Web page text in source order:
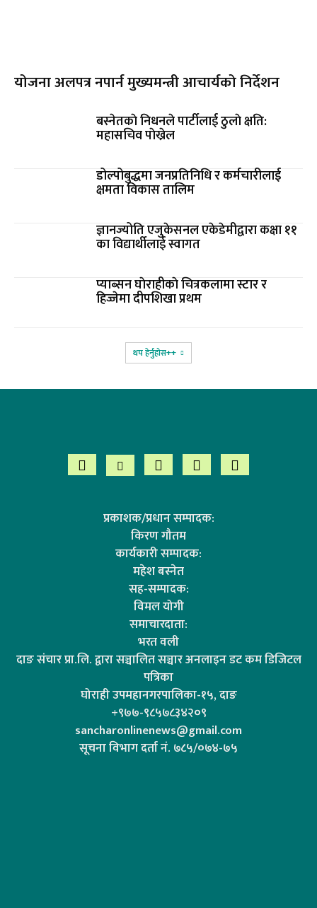
योजना अलपत्र नपार्न मुख्यमन्त्री आचार्यको निर्देशन
बस्नेतकाे निधनले पार्टीलाई ठुलाे क्षति:
महासचिव पाेख्रेल
डोल्पोबुद्धमा जनप्रतिनिधि र कर्मचारीलाई
क्षमता विकास तालिम
ज्ञानज्योति एजुकेसनल एकेडेमीद्वारा कक्षा ११
का विद्यार्थीलाई स्वागत
प्याब्सन घाेराहीकाे चित्रकलामा स्टार र
हिज्जेमा दीपशिखा प्रथम
थप हेर्नुहोस‌++
प्रकाशक/प्रधान सम्पादक:
किरण गौतम
कार्यकारी सम्पादक:
महेश बस्नेत
सह-सम्पादक:
विमल योगी
समाचारदाता:
भरत वली
दाङ संचार प्रा.लि. द्वारा सञ्चालित सञ्चार अनलाइन डट कम डिजिटल
पत्रिका
घोराही उपमहानगरपालिका-१५, दाङ
+९७७-९८५७८३४२०९
sancharonlinenews@gmail.com
सूचना विभाग दर्ता न‌ं. ७८५/०७४-७५